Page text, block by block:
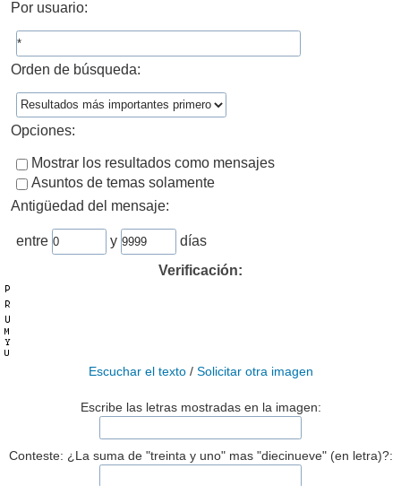
Por usuario:
Orden de búsqueda:
Opciones:
Mostrar los resultados como mensajes
Asuntos de temas solamente
Antigüedad del mensaje:
entre y
días
Verificación:
Escuchar el texto/ Solicitar otra imagen
Escribe las letras mostradas en la imagen:
Conteste: ¿La suma de "treinta y uno" mas "diecinueve" (en letra)?: